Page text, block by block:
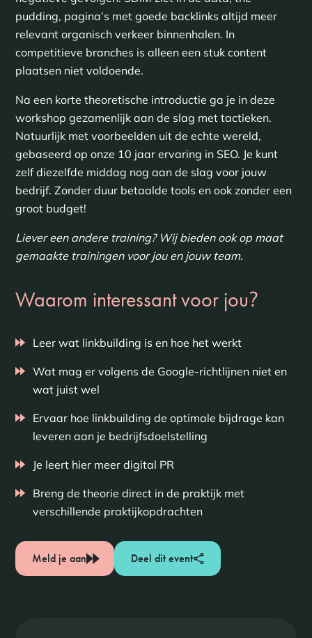
pudding, pagina’s met goede backlinks altijd meer
relevant organisch verkeer binnenhalen. In
competitieve branches is alleen een stuk content
plaatsen niet voldoende.
Na een korte theoretische introductie ga je in deze
workshop gezamenlijk aan de slag met tactieken.
Natuurlijk met voorbeelden uit de echte wereld,
gebaseerd op onze 10 jaar ervaring in SEO. Je kunt
zelf diezelfde middag nog aan de slag voor jouw
bedrijf. Zonder duur betaalde tools en ook zonder een
groot budget!
Liever een andere training? Wij bieden ook op maat
gemaakte trainingen voor jou en jouw team.
Waarom interessant voor jou?
Leer wat linkbuilding is en hoe het werkt
Wat mag er volgens de Google-richtlijnen niet en
wat juist wel
Ervaar hoe linkbuilding de optimale bijdrage kan
leveren aan je bedrijfsdoelstelling
Je leert hier meer digital PR
Breng de theorie direct in de praktijk met
verschillende praktijkopdrachten
Meld je aan Deel dit event